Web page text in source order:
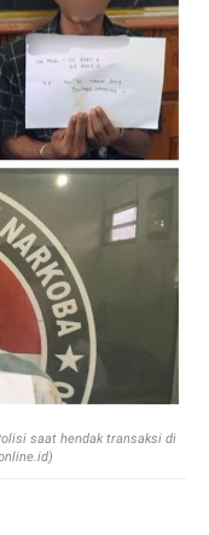
saat hendak transaksi di